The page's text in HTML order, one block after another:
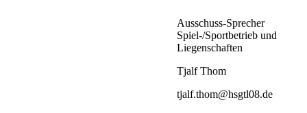
Ausschuss-Sprecher
Spiel-/Sportbetrieb und
Liegenschaften
Tjalf Thom
tjalf.thom@hsgtl08.de